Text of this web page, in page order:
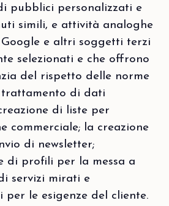
pubblici personalizzati e
simili, e attività analoghe
Google e altri soggetti terzi
selezionati e che offrono
del rispetto delle norme
di dati
di liste per
commerciale; la creazione
di newsletter;
di profili per la messa a
servizi mirati e
per le esigenze del cliente.